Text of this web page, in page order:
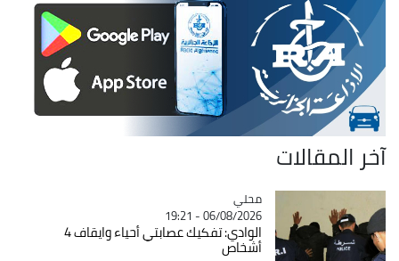
آخر المقالات
Catégorie
محلي
06/08/2026 - 19:21
الوادي: تفكيك عصابتي أحياء وايقاف 4
أشخاص